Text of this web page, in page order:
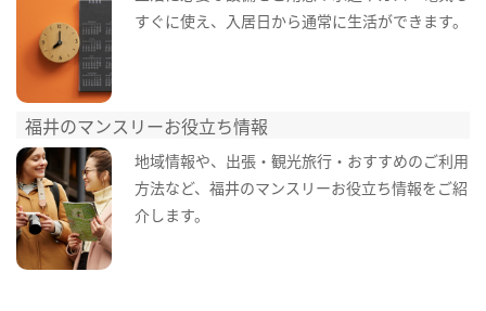
すぐに使え、入居日から通常に生活ができます。
福井のマンスリーお役立ち情報
地域情報や、出張・観光旅行・おすすめのご利用
方法など、福井のマンスリーお役立ち情報をご紹
介します。